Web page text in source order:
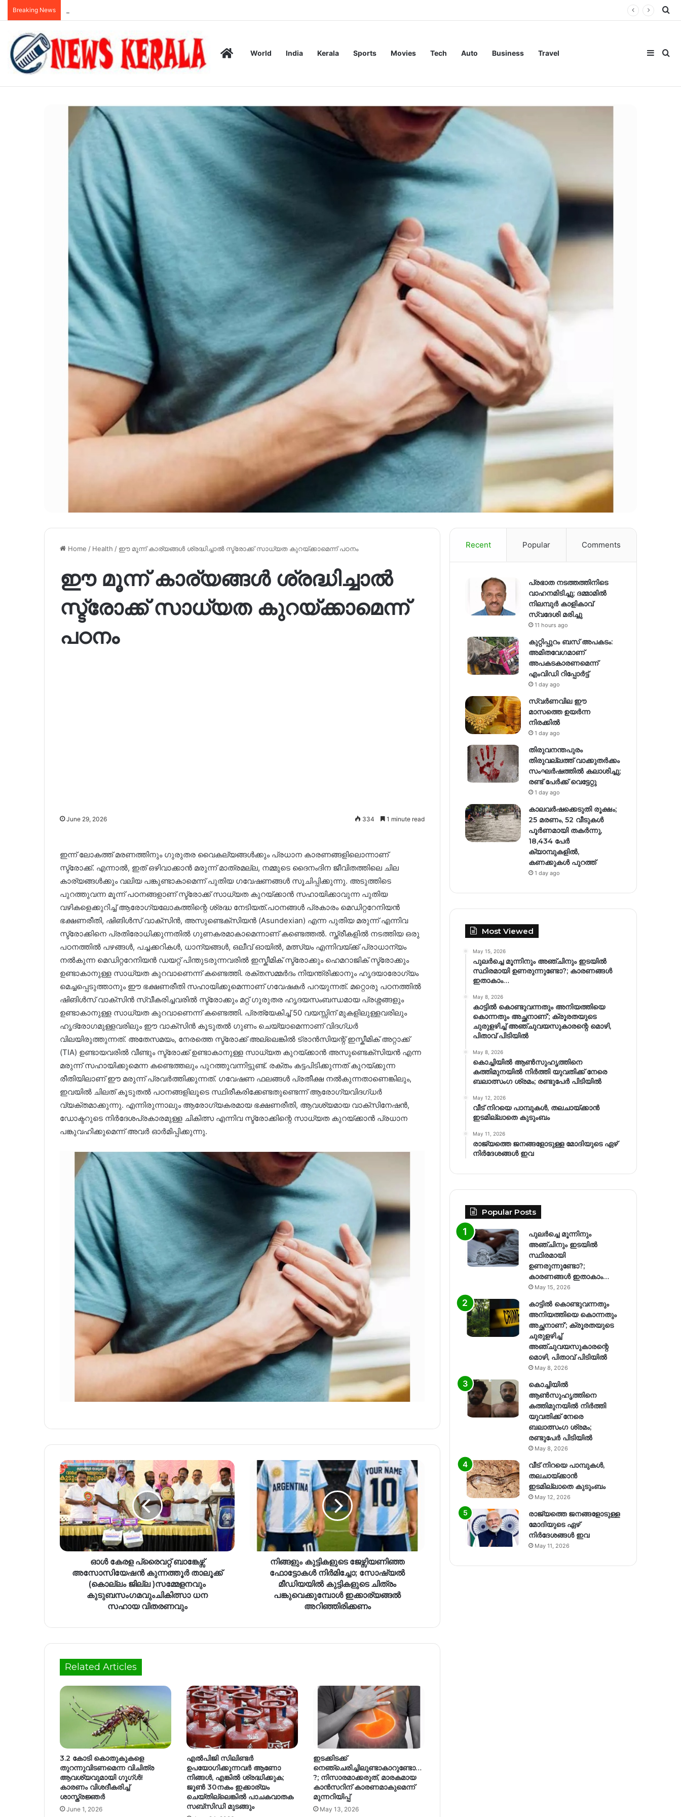
Breaking News
HomeWorld India Kerala Sports Movies Tech Auto Business Travel
Home / Health / ഈ മൂന്ന് കാര്യങ്ങൾ ശ്രദ്ധിച്ചാൽ സ്ട്രോക്ക് സാധ്യത കുറയ്ക്കാമെന്ന് പഠനം
ഈ മൂന്ന് കാര്യങ്ങൾ ശ്രദ്ധിച്ചാൽ
സ്ട്രോക്ക് സാധ്യത കുറയ്ക്കാമെന്ന്
പഠനം
June 29, 2026 334 1 minute read
ഇന്ന് ലോകത്ത് മരണത്തിനും ഗുരുതര വൈകല്യങ്ങൾക്കും പ്രധാന കാരണങ്ങളിലൊന്നാണ്
സ്ട്രോക്ക്. എന്നാൽ, ഇത് ഒഴിവാക്കാൻ മരുന്ന് മാത്രമല്ല, നമ്മുടെ ദൈനംദിന ജീവിതത്തിലെ ചില
കാര്യങ്ങൾക്കും വലിയ പങ്കുണ്ടാകാമെന്ന് പുതിയ ഗവേഷണങ്ങൾ സൂചിപ്പിക്കുന്നു. അടുത്തിടെ
പുറത്തുവന്ന മൂന്ന് പഠനങ്ങളാണ് സ്ട്രോക്ക് സാധ്യത കുറയ്ക്കാൻ സഹായിക്കാവുന്ന പുതിയ
വഴികളെക്കുറിച്ച് ആരോഗ്യലോകത്തിന്റെ ശ്രദ്ധ നേടിയത്.പഠനങ്ങൾ പ്രകാരം മെഡിറ്ററേനിയൻ
ഭക്ഷണരീതി, ഷിങിൾസ് വാക്‌സിൻ, അസുണ്ടെക്സിയൻ (Asundexian) എന്ന പുതിയ മരുന്ന് എന്നിവ
സ്ട്രോക്കിനെ പ്രതിരോധിക്കുന്നതിൽ ഗുണകരമാകാമെന്നാണ് കണ്ടെത്തൽ. സ്ത്രീകളിൽ നടത്തിയ ഒരു
പഠനത്തിൽ പഴങ്ങൾ, പച്ചക്കറികൾ, ധാന്യങ്ങൾ, ഒലീവ് ഓയിൽ, മത്സ്യം എന്നിവയ്ക്ക് പ്രാധാന്യം
നൽകുന്ന മെഡിറ്ററേനിയൻ ഡയറ്റ് പിന്തുടരുന്നവരിൽ ഇസ്കീമിക് സ്ട്രോക്കും ഹെമറാജിക് സ്ട്രോക്കും
ഉണ്ടാകാനുള്ള സാധ്യത കുറവാണെന്ന് കണ്ടെത്തി. രക്തസമ്മർദം നിയന്ത്രിക്കാനും ഹൃദയാരോഗ്യം
മെച്ചപ്പെടുത്താനും ഈ ഭക്ഷണരീതി സഹായിക്കുമെന്നാണ് ഗവേഷകർ പറയുന്നത്. മറ്റൊരു പഠനത്തിൽ
ഷിങിൾസ് വാക്‌സിൻ സ്വീകരിച്ചവരിൽ സ്ട്രോക്കും മറ്റ് ഗുരുതര ഹൃദയസംബന്ധമായ പ്രശ്നങ്ങളും
ഉണ്ടാകാനുള്ള സാധ്യത കുറവാണെന്ന് കണ്ടെത്തി. പ്രത്യേകിച്ച് 50 വയസ്സിന് മുകളിലുള്ളവരിലും
ഹൃദ്രോഗമുള്ളവരിലും ഈ വാക്‌സിൻ കൂടുതൽ ഗുണം ചെയ്യാമെന്നാണ് വിദഗ്ധർ
വിലയിരുത്തുന്നത്. അതേസമയം, നേരത്തെ സ്ട്രോക്ക് അല്ലെങ്കിൽ ട്രാൻസിയന്റ് ഇസ്കീമിക് അറ്റാക്ക്
(TIA) ഉണ്ടായവരിൽ വീണ്ടും സ്ട്രോക്ക് ഉണ്ടാകാനുള്ള സാധ്യത കുറയ്ക്കാൻ അസുണ്ടെക്സിയൻ എന്ന
മരുന്ന് സഹായിക്കുമെന്ന കണ്ടെത്തലും പുറത്തുവന്നിട്ടുണ്ട്. രക്തം കട്ടപിടിക്കുന്നത് കുറയ്ക്കുന്ന
രീതിയിലാണ് ഈ മരുന്ന് പ്രവർത്തിക്കുന്നത്. ഗവേഷണ ഫലങ്ങൾ പ്രതീക്ഷ നൽകുന്നതാണെങ്കിലും,
ഇവയിൽ ചിലത് കൂടുതൽ പഠനങ്ങളിലൂടെ സ്ഥിരീകരിക്കേണ്ടതുണ്ടെന്ന് ആരോഗ്യവിദഗ്ധർ
വ്യക്തമാക്കുന്നു. എന്നിരുന്നാലും ആരോഗ്യകരമായ ഭക്ഷണരീതി, ആവശ്യമായ വാക്‌സിനേഷൻ,
ഡോക്ടറുടെ നിർദേശപ്രകാരമുള്ള ചികിത്സ എന്നിവ സ്ട്രോക്കിന്റെ സാധ്യത കുറയ്ക്കാൻ പ്രധാന
പങ്കുവഹിക്കുമെന്ന് അവർ ഓർമിപ്പിക്കുന്നു.
ഓൾ കേരള പ്രൈവറ്റ് ബാങ്കേഴ്സ്
അസോസിയേഷൻ കുന്നത്തൂർ താലൂക്ക്
(കൊല്ലം ജില്ല )സമ്മേളനവും
കുടുബസംഗമവുംചികിത്സാ ധന
സഹായ വിതരണവും
നിങ്ങളും കുട്ടികളുടെ ജേഴ്സിയണിഞ്ഞ
ഫോട്ടോകൾ നിർമിച്ചോ; സോഷ്യൽ
മീഡിയയിൽ കുട്ടികളുടെ ചിത്രം
പങ്കുവെക്കുമ്പോൾ ഇക്കാര്യങ്ങൽ
അറിഞ്ഞിരിക്കണം
Related Articles
3.2 കോടി കൊതുകുകളെ
തുറന്നുവിടണമെന്ന വിചിത്ര
ആവശ്യവുമായി ഗൂഗ്ൾ!
കാരണം വിശദീകരിച്ച്
ശാസ്ത്രജ്ഞർ
June 1, 2026
എൽപിജി സിലിണ്ടർ
ഉപയോഗിക്കുന്നവർ ആണോ
നിങ്ങൾ, എങ്കിൽ ശ്രദ്ധിക്കുക;
ജൂൺ 30നകം ഇക്കാര്യം
ചെയ്തില്ലെങ്കിൽ പാചകവാതക
സബ്‌സിഡി മുടങ്ങും
ഇടക്കിടക്ക്
നെഞ്ചെരിച്ചിലുണ്ടാകാറുണ്ടോ…
?; നിസാരമാക്കരുത്, മാരകമായ
കാൻസറിന് കാരണമാകുമെന്ന്
മുന്നറിയിപ്പ്
May 13, 2026
Recent Popular Comments
പ്രഭാത നടത്തത്തിനിടെ
വാഹനമിടിച്ചു; ദമ്മാമിൽ
നിലമ്പുർ കാളികാവ്
സ്വദേശി മരിച്ചു
11 hours ago
കുറ്റിപ്പുറം ബസ് അപകടം:
അമിതവേഗമാണ്
അപകടകാരണമെന്ന്
എംവിഡി റിപ്പോർട്ട്
1 day ago
സ്വര്‍ണവില ഈ
മാസത്തെ ഉയര്‍ന്ന
നിരക്കില്‍
1 day ago
തിരുവനന്തപുരം
തിരുവല്ലത്ത് വാക്കുതർക്കം
സംഘർഷത്തിൽ കലാശിച്ചു;
രണ്ട് പേർക്ക് വെട്ടേറ്റു
1 day ago
കാലവർഷക്കെടുതി രൂക്ഷം;
25 മരണം, 52 വീ‌ടുകൾ
പൂർണമായി തകർന്നു,
18,434 പേർ
ക്യാമ്പുകളിൽ,
കണക്കുകൾ പുറത്ത്
1 day ago
Most Viewed
May 15, 2026
പുലർച്ചെ മൂന്നിനും അഞ്ചിനും ഇടയിൽ
സ്ഥിരമായി ഉണരുന്നുണ്ടോ?; കാരണങ്ങള്‍
ഇതാകാം…
May 8, 2026
കാട്ടിൽ കൊണ്ടുവന്നതും അനിയത്തിയെ
കൊന്നതും അച്ഛനാണ്’; ക്രൂരതയുടെ
ചുരുളഴിച്ച് അഞ്ചുവയസുകാരന്റെ മൊഴി,
പിതാവ് പിടിയിൽ
May 8, 2026
കൊച്ചിയിൽ ആൺസുഹൃത്തിനെ
കത്തിമുനയിൽ നിർത്തി യുവതിക്ക് നേരെ
ബലാത്സംഗ​ ശ്രമം; രണ്ടുപേർ പിടിയിൽ
May 12, 2026
വീട് നിറയെ പാമ്പുകൾ, തലചായ്ക്കാൻ
ഇടമില്ലാതെ കുടുംബം
May 11, 2026
രാജ്യത്തെ ജനങ്ങളോടുള്ള മോദിയുടെ ഏഴ്
നിര്‍ദേശങ്ങള്‍ ഇവ
Popular Posts
പുലർച്ചെ മൂന്നിനും
അഞ്ചിനും ഇടയിൽ
സ്ഥിരമായി
ഉണരുന്നുണ്ടോ?;
കാരണങ്ങള്‍ ഇതാകാം…
May 15, 2026
കാട്ടിൽ കൊണ്ടുവന്നതും
അനിയത്തിയെ കൊന്നതും
അച്ഛനാണ്’; ക്രൂരതയുടെ
ചുരുളഴിച്ച്
അഞ്ചുവയസുകാരന്റെ
മൊഴി, പിതാവ് പിടിയിൽ
May 8, 2026
കൊച്ചിയിൽ
ആൺസുഹൃത്തിനെ
കത്തിമുനയിൽ നിർത്തി
യുവതിക്ക് നേരെ
ബലാത്സംഗ​ ശ്രമം;
രണ്ടുപേർ പിടിയിൽ
May 8, 2026
വീട് നിറയെ പാമ്പുകൾ,
തലചായ്ക്കാൻ
ഇടമില്ലാതെ കുടുംബം
May 12, 2026
രാജ്യത്തെ ജനങ്ങളോടുള്ള
മോദിയുടെ ഏഴ്
നിര്‍ദേശങ്ങള്‍ ഇവ
May 11, 2026